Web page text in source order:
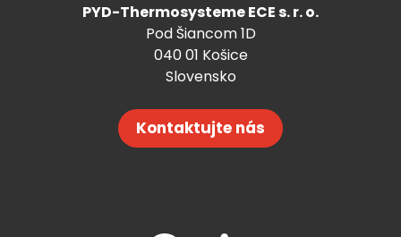
PYD-Thermosysteme ECE s. r. o.
Pod Šiancom 1D
040 01 Košice
Slovensko
Kontaktujte nás